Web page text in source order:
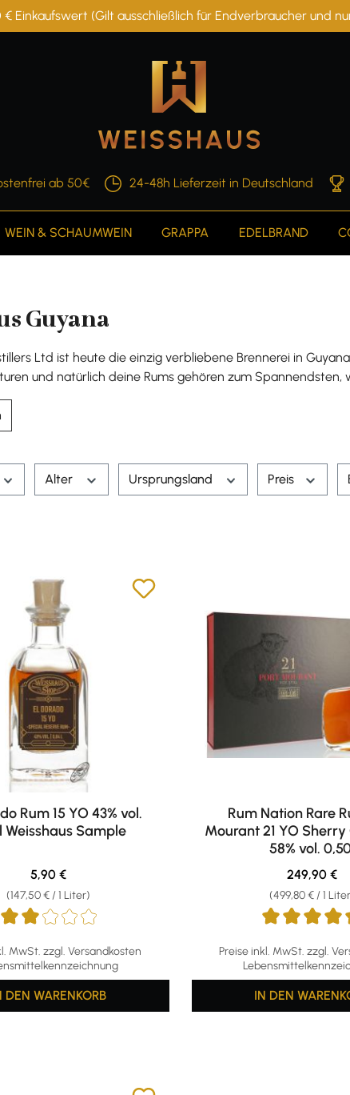
Einkaufswert (Gilt ausschließlich für Endverbraucher und
ab 50€ 24-48h Lieferzeit in Deutschland
WEIN & SCHAUMWEIN GRAPPA EDELBRAND
Guyana
Ltd ist heute die einzig verbliebene Brennerei in
und natürlich deine Rums gehören zum
Alter Ursprungsland Preis
Rum 15 YO 43% vol.
Weisshaus Sample
MwSt. zzgl. Versandkosten
(147,50 € / 1 Liter)
Regulärer Preis:
5,90 €
DEN WARENKORB
Rum Nation Rare
Mourant 21 YO Sherry
58% vol.
Preise inkl. MwSt. zzgl.
(499,80 € / 1
Regulärer
249,90 €
IN DEN